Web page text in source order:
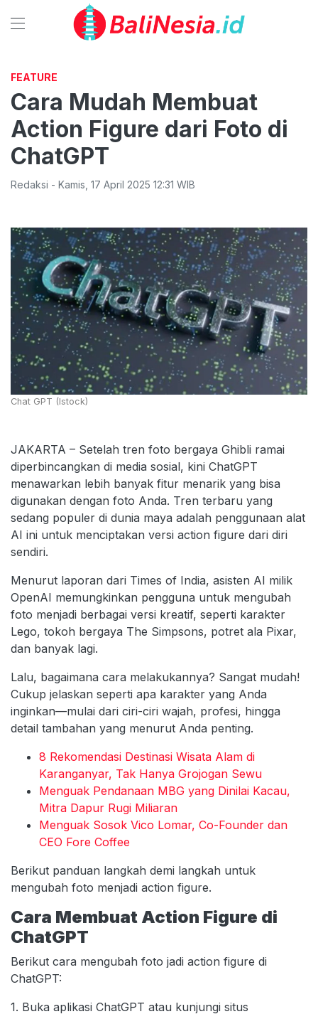
FEATURE
Cara Mudah Membuat
Action Figure dari Foto di
ChatGPT
Redaksi - Kamis 17 April 2025 12:31 WIB
Chat GPT (Istock)
JAKARTA – Setelah tren foto bergaya Ghibli ramai
diperbincangkan di media sosial, kini ChatGPT
menawarkan lebih banyak fitur menarik yang bisa
digunakan dengan foto Anda. Tren terbaru yang
sedang populer di dunia maya adalah penggunaan alat
AI ini untuk menciptakan versi action figure dari diri
sendiri.
Menurut laporan dari Times of India, asisten AI milik
OpenAI memungkinkan pengguna untuk mengubah
foto menjadi berbagai versi kreatif, seperti karakter
Lego, tokoh bergaya The Simpsons, potret ala Pixar,
dan banyak lagi.
Lalu, bagaimana cara melakukannya? Sangat mudah!
Cukup jelaskan seperti apa karakter yang Anda
inginkan—mulai dari ciri-ciri wajah, profesi, hingga
detail tambahan yang menurut Anda penting.
8 Rekomendasi Destinasi Wisata Alam di
Karanganyar, Tak Hanya Grojogan Sewu
Menguak Pendanaan MBG yang Dinilai Kacau,
Mitra Dapur Rugi Miliaran
Menguak Sosok Vico Lomar, Co-Founder dan
CEO Fore Coffee
Berikut panduan langkah demi langkah untuk
mengubah foto menjadi action figure.
Cara Membuat Action Figure di
ChatGPT
Berikut cara mengubah foto jadi action figure di
ChatGPT:
1. Buka aplikasi ChatGPT atau kunjungi situs